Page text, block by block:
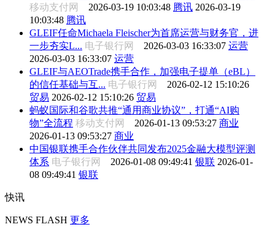
移动支付网 2026-03-19 10:03:48 腾讯 2026-03-19
10:03:48 腾讯
GLEIF任命Michaela Fleischer为首席运营与财务官，进
一步夯实L... 电子银行网 2026-03-03 16:33:07 运营
2026-03-03 16:33:07 运营
GLEIF与AEOTrade携手合作，加强电子提单（eBL）
的信任基础与互... 电子银行网 2026-02-12 15:10:26
贸易 2026-02-12 15:10:26 贸易
蚂蚁国际和谷歌共推“通用商业协议”，打通“AI购
物”全流程 移动支付网 2026-01-13 09:53:27 商业
2026-01-13 09:53:27 商业
中国银联携手合作伙伴共同发布2025金融大模型评测
体系 电子银行网 2026-01-08 09:49:41 银联 2026-01-
08 09:49:41 银联
快讯
NEWS FLASH 更多